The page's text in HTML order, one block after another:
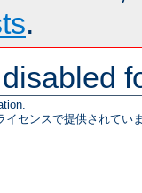
.
イセンスで提供されてい